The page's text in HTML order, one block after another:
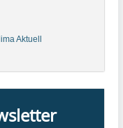
Aktuell